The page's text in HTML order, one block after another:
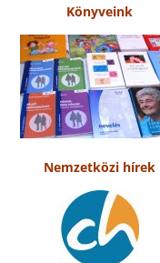
Könyveink
Nemzetközi hírek